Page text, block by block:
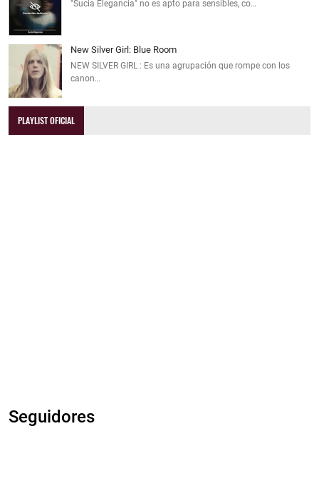
"Sucia Elegancia" no es apto para sensibles, co…
New Silver Girl: Blue Room
NEW SILVER GIRL : Es una agrupación que rompe con los
canon…
PLAYLIST OFICIAL
Seguidores